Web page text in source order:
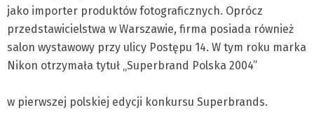
jako importer produktów fotograficznych. Oprócz
przedstawicielstwa w Warszawie, firma posiada również
salon wystawowy przy ulicy Postępu 14. W tym roku marka
Nikon otrzymała tytuł „Superbrand Polska 2004”
w pierwszej polskiej edycji konkursu Superbrands.